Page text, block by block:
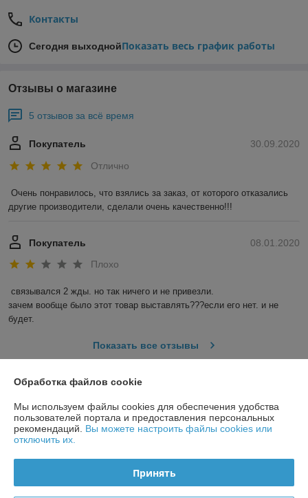
Контакты
Сегодня выходнойПоказать весь график работы
Отзывы о магазине
5 отзывов за всё время
30.09.2020
Покупатель
Отлично
Очень понравилось, что взялись за заказ, от которого отказались
другие производители, сделали очень качественно!!!
08.01.2020
Покупатель
Плохо
связывался 2 жды. но так ничего и не привезли.
зачем вообще было этот товар выставлять???если его нет. и не
будет.
Показать все отзывы
Контакты
Доставка и оплата
График работы
Обработка файлов cookie
Мы используем файлы cookies для обеспечения удобства
пользователей портала и предоставления персональных
рекомендаций. Вы можете настроить файлы cookies или
отключить их.
Принять